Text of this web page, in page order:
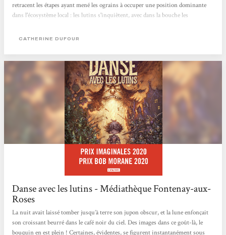
retracent les étapes ayant mené les ograins à occuper une position dominante
dans l'écosystème local : les lutins s'inquiètent, avec dans la bouche les
disparition des champignons, même des non comestibles dans lesquels ils ont
CATHERINE DUFOUR
Danse avec les lutins - Médiathèque Fontenay-aux-
Roses
La nuit avait laissé tomber jusqu’à terre son jupon obscur, et la lune enfonçait
son croissant beurré dans le café noir du ciel. Des images dans ce goût-là, le
bouquin en est plein ! Certaines, évidentes, se figurent instantanément sous